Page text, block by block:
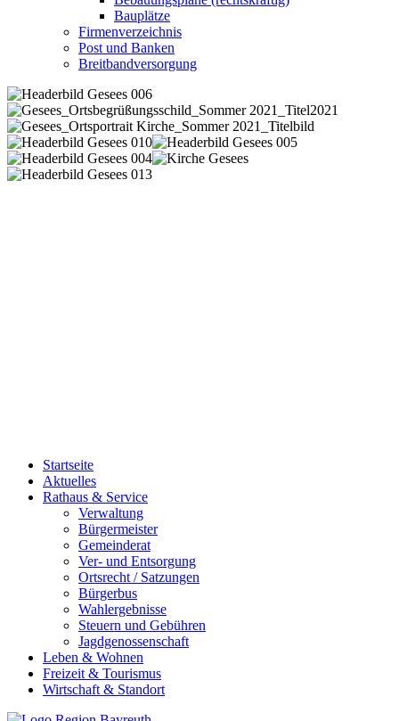
Bauplätze
Firmenverzeichnis
Post und Banken
Breitbandversorgung
Startseite
Aktuelles
Rathaus & Service
Verwaltung
Bürgermeister
Gemeinderat
Ver- und Entsorgung
Ortsrecht / Satzungen
Bürgerbus
Wahlergebnisse
Steuern und Gebühren
Jagdgenossenschaft
Leben & Wohnen
Freizeit & Tourismus
Wirtschaft & Standort